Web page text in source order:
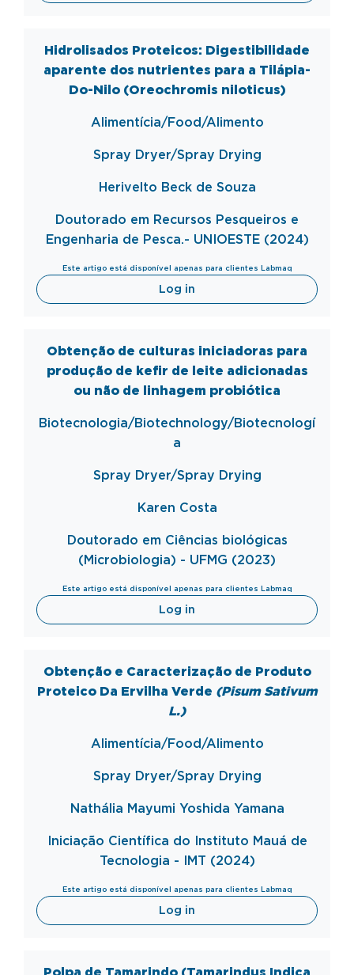
Hidrolisados Proteicos: Digestibilidade
aparente dos nutrientes para a Tilápia-
Do-Nilo (Oreochromis niloticus)
Alimentícia/Food/Alimento
Spray Dryer/Spray Drying
Herivelto Beck de Souza
Doutorado em Recursos Pesqueiros e
Engenharia de Pesca.- UNIOESTE (2024)
Este artigo está disponível apenas para clientes Labmaq
Log in
Obtenção de culturas iniciadoras para
produção de kefir de leite adicionadas
ou não de linhagem probiótica
Biotecnologia/Biotechnology/Biotecnologí
a
Spray Dryer/Spray Drying
Karen Costa
Doutorado em Ciências biológicas
(Microbiologia) - UFMG (2023)
Este artigo está disponível apenas para clientes Labmaq
Log in
Obtenção e Caracterização de Produto
Proteico Da Ervilha Verde (Pisum Sativum
L.)
Alimentícia/Food/Alimento
Spray Dryer/Spray Drying
Nathália Mayumi Yoshida Yamana
Iniciação Científica do Instituto Mauá de
Tecnologia - IMT (2024)
Este artigo está disponível apenas para clientes Labmaq
Log in